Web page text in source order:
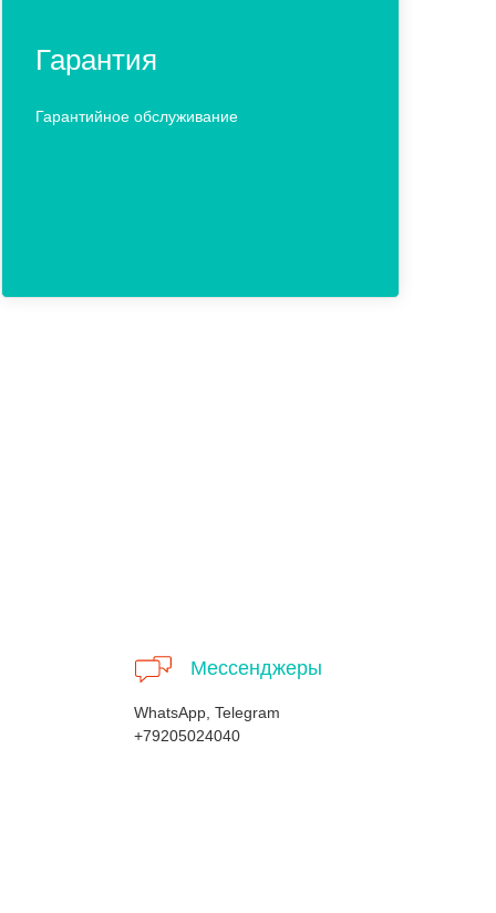
Гарантия
Гарантийное обслуживание
Мессенджеры
WhatsApp, Telegram
+79205024040